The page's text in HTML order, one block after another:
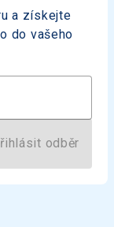
a získejte
do vašeho
odběr